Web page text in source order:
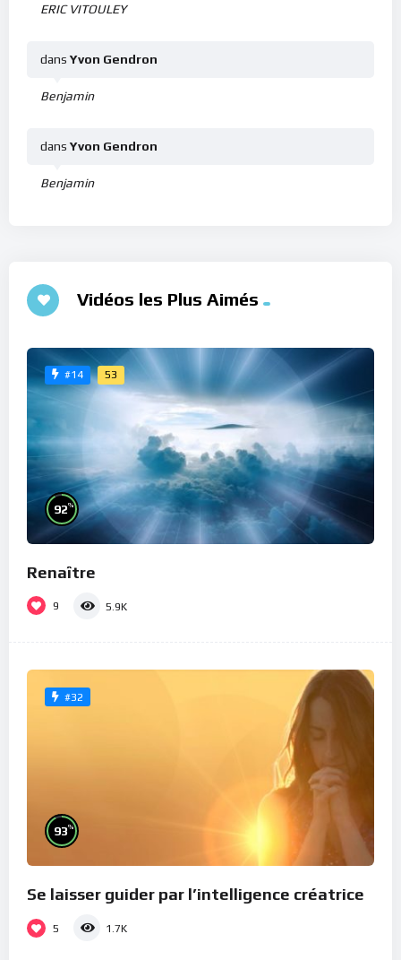
ERIC VITOULEY
Benjamin
dans Yvon Gendron
Benjamin
dans Yvon Gendron
Vidéos les Plus Aimés
#14 53
92%
Renaître
9 5.9K
#32
93%
Se laisser guider par l’intelligence créatrice
5 1.7K